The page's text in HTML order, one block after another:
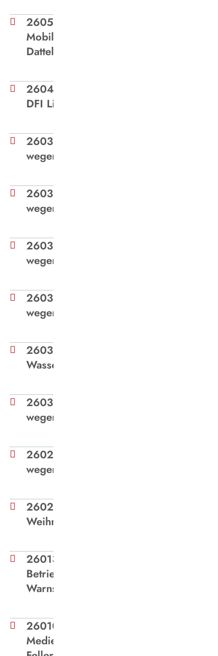
260521 - Medieninformation
Mobil ohne Auto Waltrop
Datteln
260402 - Medieninformation
DFI Light
260321 - Betriebsstilllegung
wegen Warnstreiks Bottrop
260318 - Betriebsstilllegung
wegen Warnstreiks
260316 - Betriebsstilllegung
wegen Warnstreiks
260313 - Betriebsstilllegung
wegen Warnstreiks
260310 - Förderung
Wasserstoff
260305 - Betriebsstilllegung
wegen Warnstreiks
260224 - Betriebsstilllegung
wegen Warnstreiks
260212 -
Weihnachtsspende_Aufsichtsrat_2026
260130 - Medieninformation
Betriebsstilllegung wegen
Warnstreiks
260105 -
Medieninformation_Michael